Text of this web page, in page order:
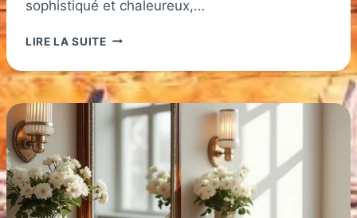
sophistiqué et chaleureux,…
LIRE LA SUITEHORLOGE
EN
BOIS
:
UNE
D’ÉLÉGANCE
VOTRE
DÉCORATION